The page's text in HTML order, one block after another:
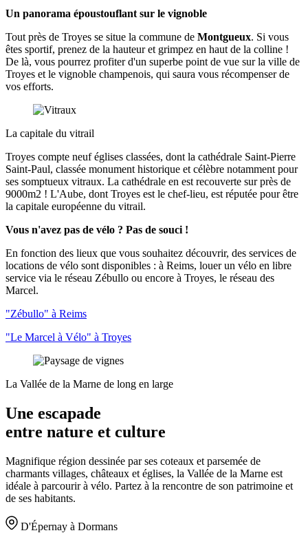
Un panorama époustouflant sur le vignoble
Tout près de Troyes se situe la commune de Montgueux. Si vous
êtes sportif, prenez de la hauteur et grimpez en haut de la colline !
De là, vous pourrez profiter d'un superbe point de vue sur la ville de
Troyes et le vignoble champenois, qui saura vous récompenser de
vos efforts.
La capitale du vitrail
Troyes compte neuf églises classées, dont la cathédrale Saint-Pierre
Saint-Paul, classée monument historique et célèbre notamment pour
ses somptueux vitraux. La cathédrale en est recouverte sur près de
9000m2 ! L'Aube, dont Troyes est le chef-lieu, est réputée pour être
la capitale européenne du vitrail.
Vous n'avez pas de vélo ? Pas de souci !
En fonction des lieux que vous souhaitez découvrir, des services de
locations de vélo sont disponibles : à Reims, louer un vélo en libre
service via le réseau Zébullo ou encore à Troyes, le réseau des
Marcel.
"Zébullo" à Reims
"Le Marcel à Vélo" à Troyes
La Vallée de la Marne de long en large
Une escapade
entre nature et culture
Magnifique région dessinée par ses coteaux et parsemée de
charmants villages, châteaux et églises, la Vallée de la Marne est
idéale à parcourir à vélo. Partez à la rencontre de son patrimoine et
de ses habitants.
D'Épernay à Dormans